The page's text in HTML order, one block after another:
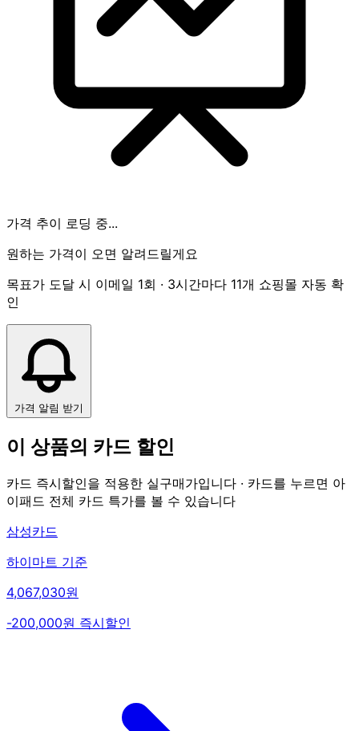
가격 추이 로딩 중...
원하는 가격이 오면 알려드릴게요
목표가 도달 시 이메일 1회 · 3시간마다 11개 쇼핑몰 자동 확
인
가격 알림 받기
이 상품의 카드 할인
카드 즉시할인을 적용한 실구매가입니다 · 카드를 누르면 아
이패드 전체 카드 특가를 볼 수 있습니다
삼성카드
하이마트 기준
4,067,030원
-200,000원 즉시할인